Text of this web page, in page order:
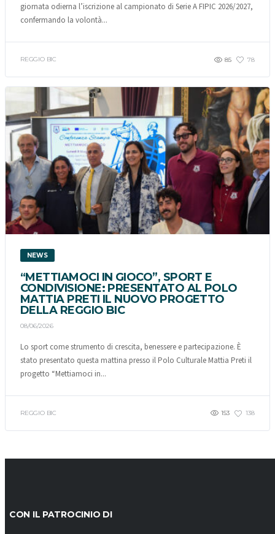
giornata odierna l’iscrizione al campionato di Serie A FIPIC 2026/2027,
confermando la volontà...
REGGIO BIC 85 78
NEWS
“METTIAMOCI IN GIOCO”, SPORT E
CONDIVISIONE: PRESENTATO AL POLO
MATTIA PRETI IL NUOVO PROGETTO
DELLA REGGIO BIC
08/06/2026
Lo sport come strumento di crescita, benessere e partecipazione. È
stato presentato questa mattina presso il Polo Culturale Mattia Preti il
progetto “Mettiamoci in...
REGGIO BIC 153 138
CON IL PATROCINIO DI